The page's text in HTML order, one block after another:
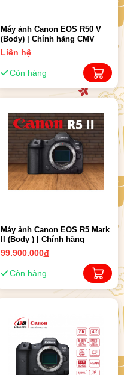
Máy ảnh Canon EOS R50 V
(Body) | Chính hãng CMV
Liên hệ
Còn hàng
Máy ảnh Canon EOS R5 Mark
II (Body ) | Chính hãng
99.900.000đ
Còn hàng